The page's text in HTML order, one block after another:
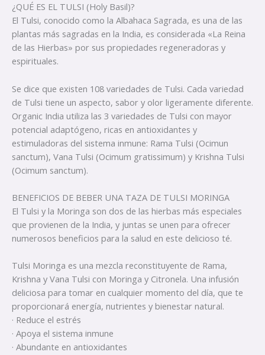
¿QUÉ ES EL TULSI (Holy Basil)?
El Tulsi, conocido como la Albahaca Sagrada, es una de las
plantas más sagradas en la India, es considerada «La Reina
de las Hierbas» por sus propiedades regeneradoras y
espirituales.
Se dice que existen 108 variedades de Tulsi. Cada variedad
de Tulsi tiene un aspecto, sabor y olor ligeramente diferente.
Organic India utiliza las 3 variedades de Tulsi con mayor
potencial adaptógeno, ricas en antioxidantes y
estimuladoras del sistema inmune: Rama Tulsi (Ocimun
sanctum), Vana Tulsi (Ocimum gratissimum) y Krishna Tulsi
(Ocimum sanctum).
BENEFICIOS DE BEBER UNA TAZA DE TULSI MORINGA
El Tulsi y la Moringa son dos de las hierbas más especiales
que provienen de la India, y juntas se unen para ofrecer
numerosos beneficios para la salud en este delicioso té.
Tulsi Moringa es una mezcla reconstituyente de Rama,
Krishna y Vana Tulsi con Moringa y Citronela. Una infusión
deliciosa para tomar en cualquier momento del día, que te
proporcionará energía, nutrientes y bienestar natural.
· Reduce el estrés
· Apoya el sistema inmune
· Abundante en antioxidantes